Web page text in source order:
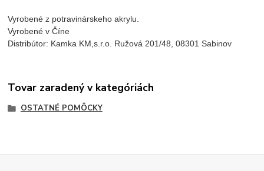
Vyrobené z potravinárskeho akrylu.
Vyrobené v Číne
Distribútor: Kamka KM,s.r.o. Ružová 201/48, 08301 Sabinov
Tovar zaradený v kategóriách
OSTATNÉ POMÔCKY